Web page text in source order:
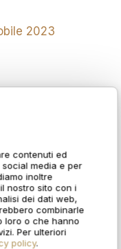
contenuti ed
media e per
inoltre
nostro sito con i
dei dati web,
combinarle
loro o che hanno
Per ulteriori
policy.
2023